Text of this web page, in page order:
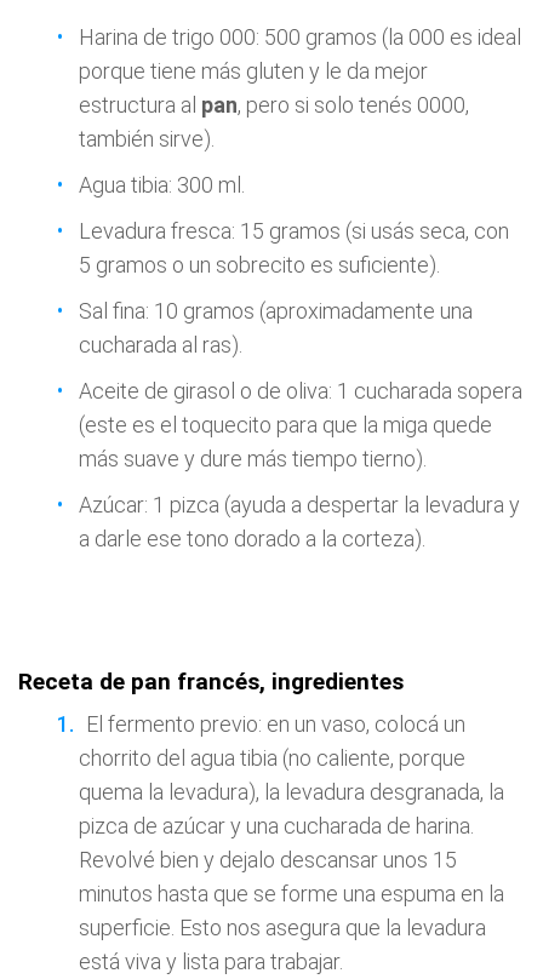
Harina de trigo 000: 500 gramos (la 000 es ideal
porque tiene más gluten y le da mejor
estructura al pan, pero si solo tenés 0000,
también sirve).
Agua tibia: 300 ml.
Levadura fresca: 15 gramos (si usás seca, con
5 gramos o un sobrecito es suficiente).
Sal fina: 10 gramos (aproximadamente una
cucharada al ras).
Aceite de girasol o de oliva: 1 cucharada sopera
(este es el toquecito para que la miga quede
más suave y dure más tiempo tierno).
Azúcar: 1 pizca (ayuda a despertar la levadura y
a darle ese tono dorado a la corteza).
Receta de pan francés, ingredientes
El fermento previo: en un vaso, colocá un
chorrito del agua tibia (no caliente, porque
quema la levadura), la levadura desgranada, la
pizca de azúcar y una cucharada de harina.
Revolvé bien y dejalo descansar unos 15
minutos hasta que se forme una espuma en la
superficie. Esto nos asegura que la levadura
está viva y lista para trabajar.